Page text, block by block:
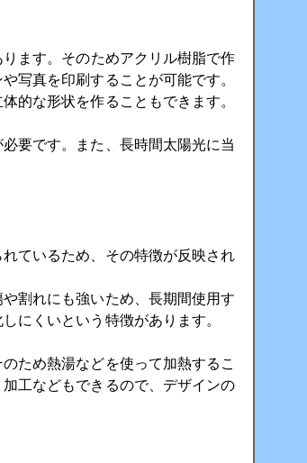
ます。そのためアクリル樹脂で作
写真を印刷することが可能です。
的な形状を作ることもできます。
要です。また、長時間太陽光に当
ているため、その特徴が反映され
割れにも強いため、長期間使用す
にくいという特徴があります。
ため熱湯などを使って加熱するこ
工などもできるので、デザインの